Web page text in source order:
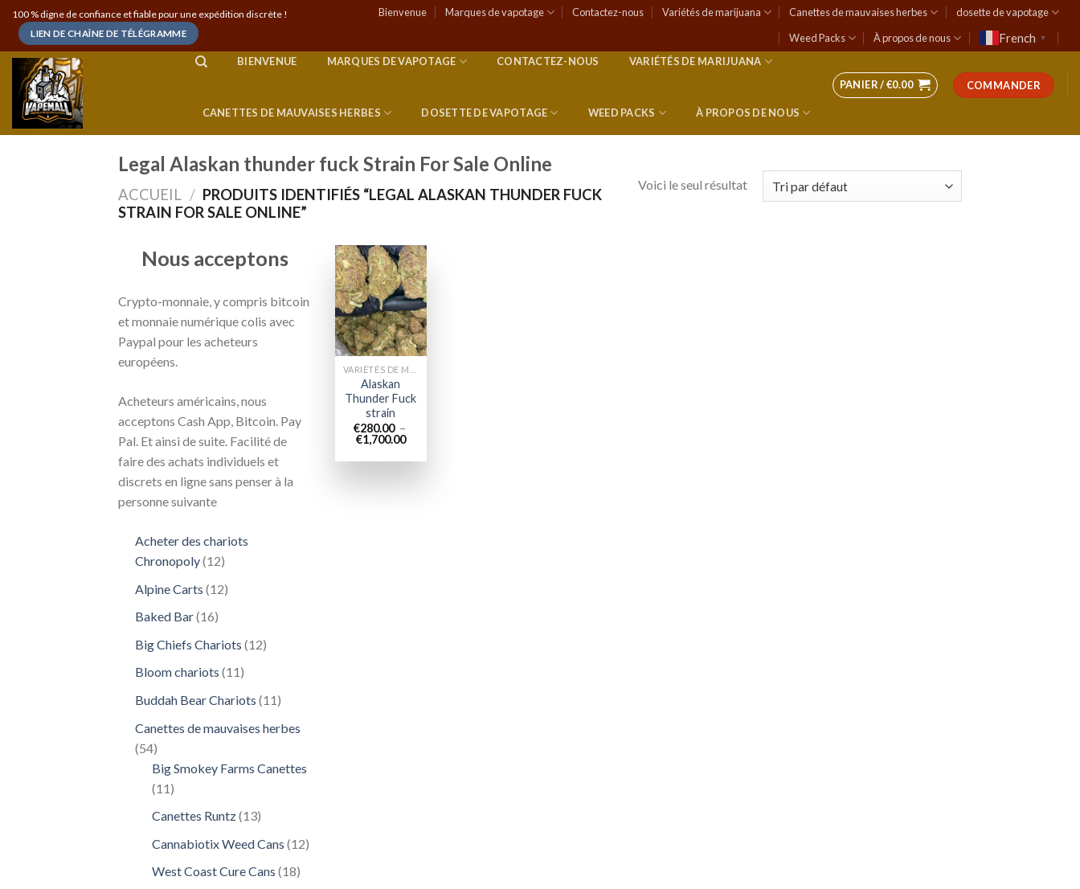
Skip
content
100 % digne de confiance et fiable pour une expédition discrète !
LIEN DE CHAÎNE DE TÉLÉGRAMME
Bienvenue Marques de vapotage Contactez-nous Variétés de marijuana Canettes de mauvaises herbes
dosette de vapotage
Weed Packs
À propos de nous French ▼
BIENVENUE MARQUES DE VAPOTAGE CONTACTEZ-NOUS VARIÉTÉS DE MARIJUANA
CANETTES DE MAUVAISES HERBES DOSETTE DE VAPOTAGE WEED PACKS À PROPOS DE NOUS
PANIER /€0.00 COMMANDER
Legal Alaskan thunder fuck Strain For Sale Online
ACCUEIL / PRODUITS IDENTIFIÉS “LEGAL ALASKAN THUNDER FUCK
STRAIN FOR SALE ONLINE”
Voici le seul résultat
Nous acceptons
Crypto-monnaie, y compris bitcoin
et monnaie numérique colis avec
Paypal pour les acheteurs
européens.
Acheteurs américains, nous
acceptons Cash App, Bitcoin. Pay
Pal. Et ainsi de suite. Facilité de
faire des achats individuels et
discrets en ligne sans penser à la
personne suivante
Acheter des chariots
Chronopoly 1212
Alpine Carts 1212
Baked Bar 1616
Big Chiefs Chariots 1212
Bloom chariots 1111
Buddah Bear Chariots 1111
Canettes de mauvaises herbes
5454
produits
Big Smokey Farms Canettes
11 11
Canettes Runtz 1313
Cannabiotix Weed Cans 1212
West Coast Cure Cans 1818
Add to
wishlist
Alaskan
Thunder Fuck
strain
€280.00 –
€1,700.00Plage
prix :